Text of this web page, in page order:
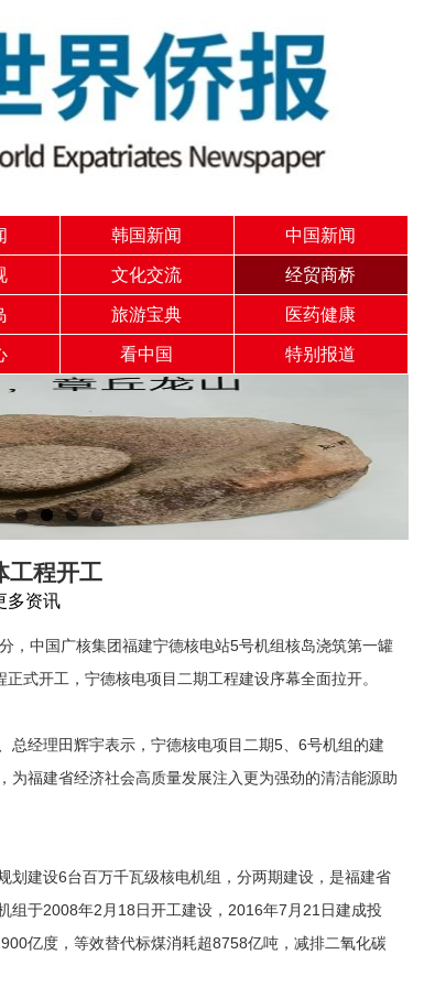
韩国新闻 中国新闻
文化交流 经贸商桥
旅游宝典 医药健康
看中国 特别报道
工程开工
多资讯
，中国广核集团福建宁德核电站5号机组核岛浇筑第一罐
式开工，宁德核电项目二期工程建设序幕全面拉开。
总经理田辉宇表示，宁德核电项目二期5、6号机组的建
为福建省经济社会高质量发展注入更为强劲的清洁能源助
划建设6台百万千瓦级核电机组，分两期建设，是福建省
组于2008年2月18日开工建设，2016年7月21日建成投
亿度，等效替代标煤消耗超8758亿吨，减排二氧化碳